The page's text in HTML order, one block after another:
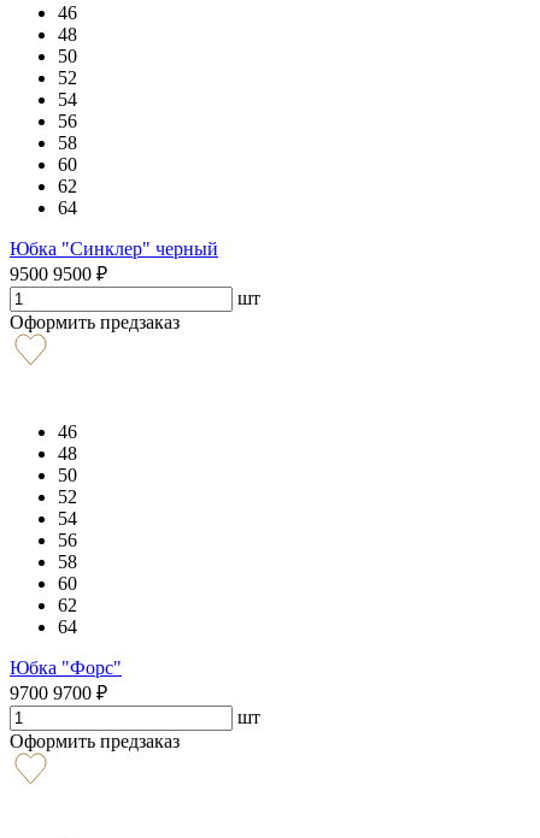
46
48
50
52
54
56
58
60
62
64
Юбка "Синклер" черный
9500 9500 ₽
шт
Оформить предзаказ
46
48
50
52
54
56
58
60
62
64
Юбка "Форс"
9700 9700 ₽
шт
Оформить предзаказ